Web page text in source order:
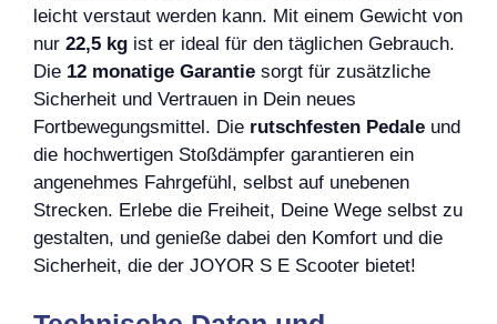
leicht verstaut werden kann. Mit einem Gewicht von
nur 22,5 kg ist er ideal für den täglichen Gebrauch.
Die 12 monatige Garantie sorgt für zusätzliche
Sicherheit und Vertrauen in Dein neues
Fortbewegungsmittel. Die rutschfesten Pedale und
die hochwertigen Stoßdämpfer garantieren ein
angenehmes Fahrgefühl, selbst auf unebenen
Strecken. Erlebe die Freiheit, Deine Wege selbst zu
gestalten, und genieße dabei den Komfort und die
Sicherheit, die der JOYOR S E Scooter bietet!